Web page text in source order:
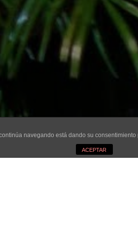
navegando está dando su
ACEPTAR